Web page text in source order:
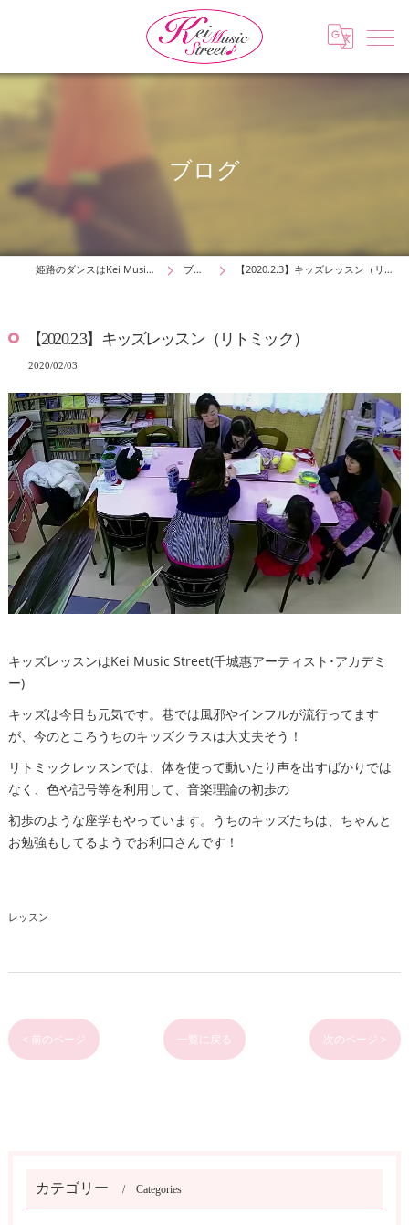
ブログ
姫路のダンスはKei Music Street ブログ 【2020.2.3】キッズレッスン（リトミック）
【2020.2.3】キッズレッスン（リトミック）
2020/02/03
キッズレッスンはKei Music Street(千城惠アーティスト･アカデミ
ー)
キッズは今日も元気です。巷では風邪やインフルが流行ってます
が、今のところうちのキッズクラスは大丈夫そう！
リトミックレッスンでは、体を使って動いたり声を出すばかりでは
なく、色や記号等を利用して、音楽理論の初歩の
初歩のような座学もやっています。うちのキッズたちは、ちゃんと
お勉強もしてるようでお利口さんです！
レッスン
< 前のページ 一覧に戻る 次のページ >
カテゴリー Categories